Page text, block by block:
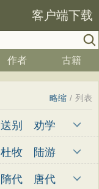
客户端下载
作者 古籍
列表
/
略缩
送别
劝学
秋天
冬天
杜牧
陆游
齐己
贾岛
隋代
唐代